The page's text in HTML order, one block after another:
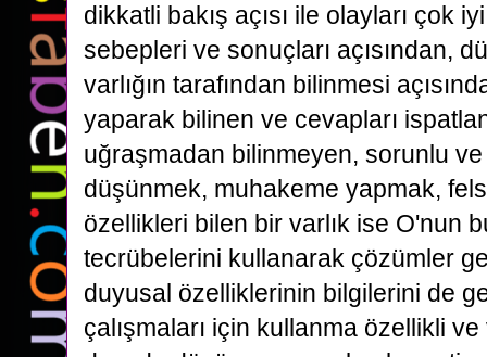
dikkatli bakış açısı ile olayları çok
sebepleri ve sonuçları açısından,
varlığın tarafından bilinmesi
yaparak bilinen ve cevapları
uğraşmadan bilinmeyen, sorunlu ve
düşünmek, muhakeme yapmak,
özellikleri bilen bir varlık ise O'nun
tecrübelerini kullanarak çözümler
duyusal özelliklerinin bilgilerini de
çalışmaları için kullanma özellikli ve